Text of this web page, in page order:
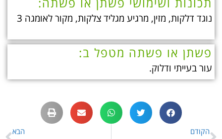
נוגד דלקות, מזין, מרגיע מגליד צלקות, מקור לאומגה 3
פשתן או פשתה מטפל ב:
עור בעייתי ודלוק.
הקודם הבא